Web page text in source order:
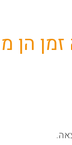
הן